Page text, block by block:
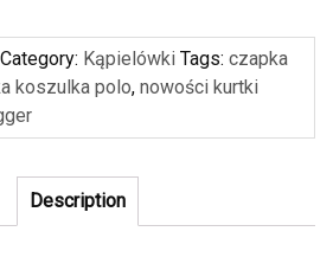
Category: Kąpielówki Tags: czapka
koszulka polo, nowości kurtki
Description